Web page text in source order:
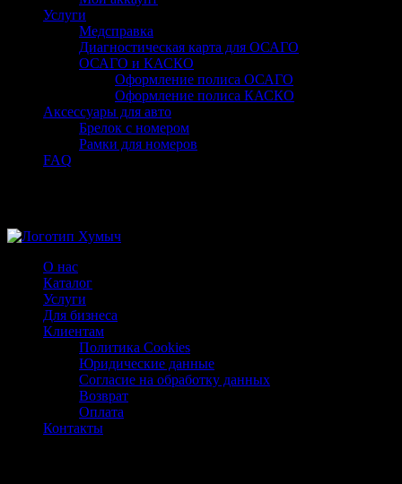
Услуги
Медсправка
Диагностическая карта для ОСАГО
ОСАГО и КАСКО
Оформление полиса ОСАГО
Оформление полиса КАСКО
Аксессуары для авто
Брелок с номером
Рамки для номеров
FAQ
О нас
Каталог
Услуги
Для бизнеса
Клиентам
Политика Cookies
Юридические данные
Согласие на обработку данных
Возврат
Оплата
Контакты